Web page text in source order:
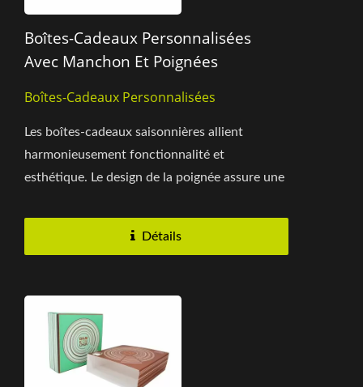
Boîtes-Cadeaux Personnalisées
Avec Manchon Et Poignées
Boîtes-Cadeaux Personnalisées
Les boîtes-cadeaux saisonnières allient
harmonieusement fonctionnalité et
esthétique. Le design de la poignée assure une
Détails